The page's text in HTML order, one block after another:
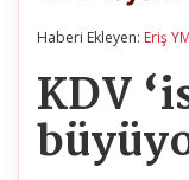
Haberi Ekleyen: Eriş
KDV